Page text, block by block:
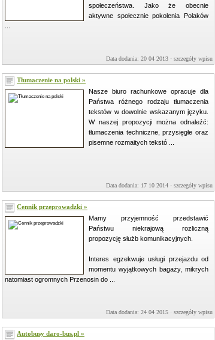
społeczeństwa. Jako że obecnie
aktywne społecznie pokolenia Polaków
Data dodania: 20 04 2013 · szczegóły wpisu »
Tłumaczenie na polski »
Nasze biuro rachunkowe opracuje dla
Państwa różnego rodzaju tłumaczenia
tekstów w dowolnie wskazanym języku.
W naszej propozycji można odnaleźć:
tłumaczenia techniczne, przysięgłe oraz
pisemne rozmaitych tekstó ...
Data dodania: 17 10 2014 · szczegóły wpisu »
Cennik przeprowadzki »
Mamy przyjemność przedstawić
Państwu niekrajową rozliczną
propozycję służb komunikacyjnych.
Interes egzekwuje usługi przejazdu od
momentu wyjątkowych bagaży, mikrych
natomiast ogromnych Przenosin do ...
Data dodania: 24 04 2015 · szczegóły wpisu »
Autobusy daro-bus.pl »